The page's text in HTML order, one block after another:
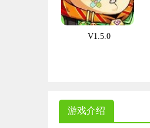
V1.5.0
游戏介绍